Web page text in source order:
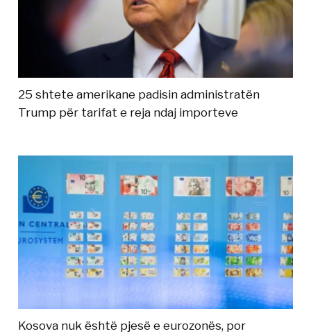
25 shtete amerikane padisin administratën
Trump për tarifat e reja ndaj importeve
Kosova nuk është pjesë e eurozonës, por